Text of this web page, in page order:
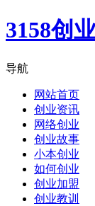
3158创
导航
网站首页
创业资讯
网络创业
创业故事
小本创业
如何创业
创业加盟
创业教训